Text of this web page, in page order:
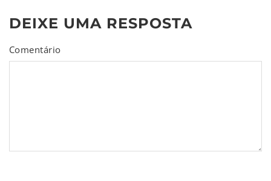
DEIXE UMA RESPOSTA
Comentário